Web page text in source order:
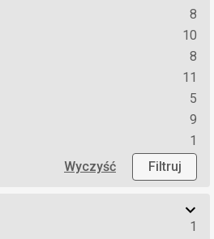
8
10
8
11
5
9
1
Wyczyść
Filtruj
1